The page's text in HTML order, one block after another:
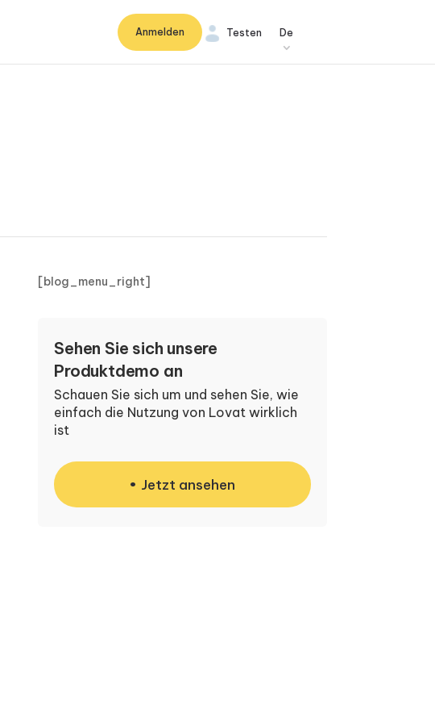
De
Testen
Anmelden
[blog_menu_right]
Sehen Sie sich unsere
Produktdemo an
Schauen Sie sich um und sehen Sie, wie
einfach die Nutzung von Lovat wirklich
ist
Jetzt ansehen